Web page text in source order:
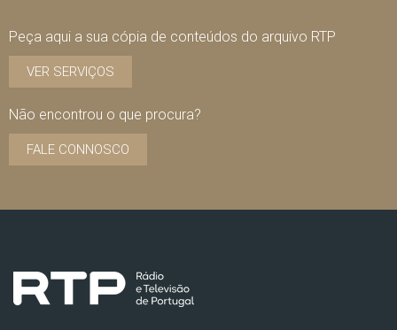
Peça aqui a sua cópia de conteúdos do arquivo RTP
VER SERVIÇOS
Não encontrou o que procura?
FALE CONNOSCO